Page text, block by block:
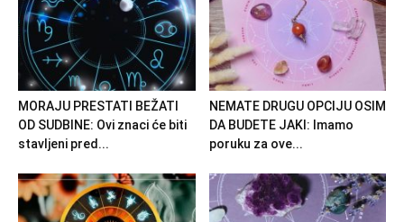
MORAJU PRESTATI BEŽATI
OD SUDBINE: Ovi znaci će biti
stavljeni pred...
NEMATE DRUGU OPCIJU OSIM
DA BUDETE JAKI: Imamo
poruku za ove...